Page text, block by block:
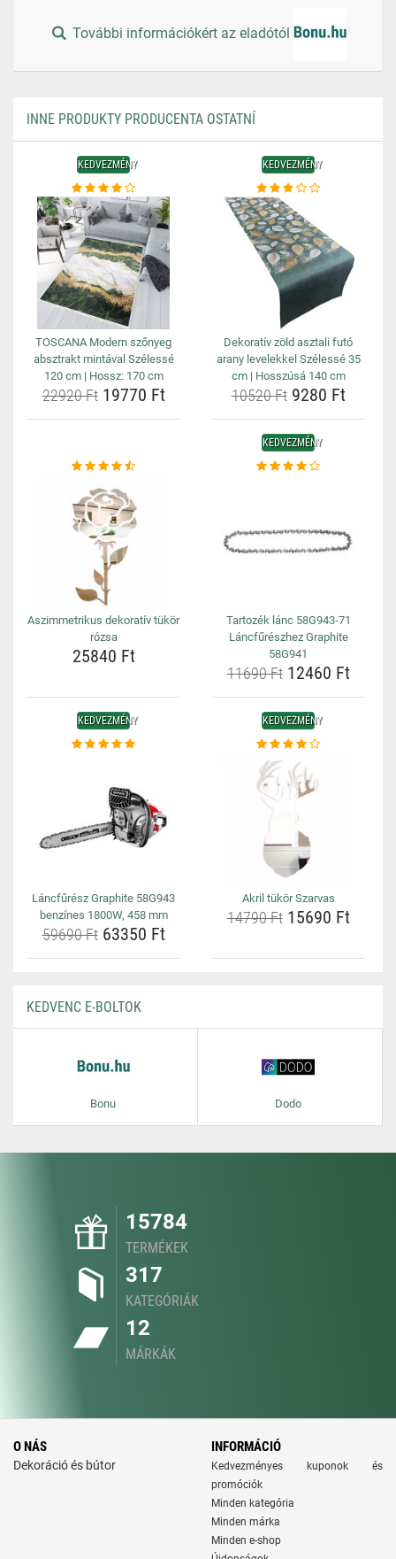
További információkért az eladótól
INNE PRODUKTY PRODUCENTA OSTATNÍ
KEDVEZMÉNY
TOSCANA Modern szőnyeg
absztrakt mintával Szélessé
120 cm | Hossz: 170 cm
22920 Ft19770 Ft
KEDVEZMÉNY
Dekoratív zöld asztali futó
arany levelekkel Szélessé 35
cm | Hosszúsá 140 cm
10520 Ft9280 Ft
Aszimmetrikus dekoratív tükör
rózsa
25840 Ft
KEDVEZMÉNY
Tartozék lánc 58G943-71
Láncfűrészhez Graphite
58G941
11690 Ft12460 Ft
KEDVEZMÉNY
Láncfűrész Graphite 58G943
benzínes 1800W, 458 mm
59690 Ft63350 Ft
KEDVEZMÉNY
Akril tükör Szarvas
14790 Ft15690 Ft
KEDVENC E-BOLTOK
Bonu Dodo
15784
TERMÉKEK
317
KATEGÓRIÁK
12
MÁRKÁK
O NÁS
Dekoráció és bútor
INFORMÁCIÓ
Kedvezményes kuponok és
promóciók
Minden kategória
Minden márka
Minden e-shop